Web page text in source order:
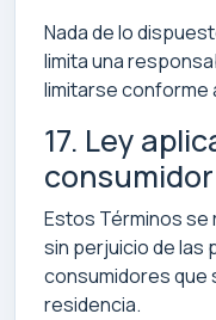
Nada de lo
limita una
limitarse conforme
17. Ley
consumidor
Estos Términos se
sin perjuicio de
consumidores que
residencia.